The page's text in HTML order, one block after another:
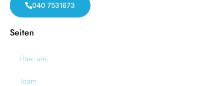
040 7531673
Seiten
Über uns
Team